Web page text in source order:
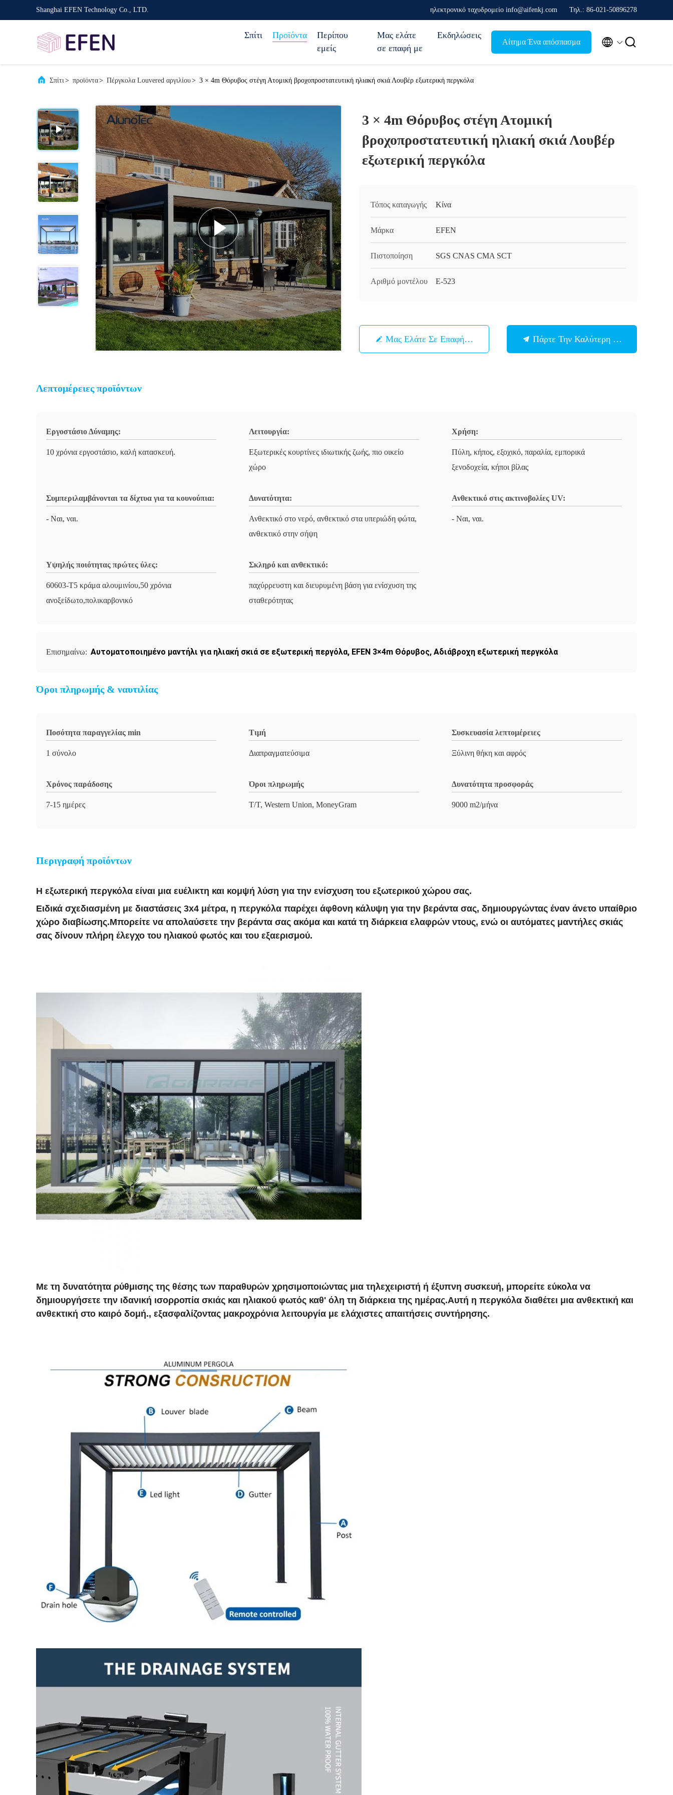
Shanghai EFEN Technology Co., LTD. ηλεκτρονικό ταχυδρομείο info@aifenkj.com Τηλ.: 86-021-50896278
Σπίτι Προϊόντα
Περίπου
εμείς
Μας ελάτε
σε επαφή με
Εκδηλώσεις
Αίτημα Ένα απόσπασμα  
Σπίτι> προϊόντα> Πέργκολα Louvered αργιλίου> 3 × 4m Θόρυβος στέγη Ατομική βροχοπροστατευτική ηλιακή σκιά Λουβέρ εξωτερική περγκόλα
3 × 4m Θόρυβος στέγη Ατομική
βροχοπροστατευτική ηλιακή σκιά Λουβέρ
εξωτερική περγκόλα
Τόπος καταγωγής Κίνα
Μάρκα EFEN
Πιστοποίηση SGS CNAS CMA SCT
Αριθμό μοντέλου Ε-523
Μας Ελάτε Σε Επαφή Με Πάρτε Την Καλύτερη Τιμή
Λεπτομέρειες προϊόντων
Εργοστάσιο Δύναμης:
10 χρόνια εργοστάσιο, καλή κατασκευή.
Λειτουργία:
Εξωτερικές κουρτίνες ιδιωτικής ζωής, πιο οικείο
χώρο
Χρήση:
Πύλη, κήπος, εξοχικό, παραλία, εμπορικά
ξενοδοχεία, κήποι βίλας
Συμπεριλαμβάνονται τα δίχτυα για τα κουνούπια:
- Ναι, ναι.
Δυνατότητα:
Ανθεκτικό στο νερό, ανθεκτικό στα υπεριώδη φώτα,
ανθεκτικό στην σήψη
Ανθεκτικό στις ακτινοβολίες UV:
- Ναι, ναι.
Υψηλής ποιότητας πρώτες ύλες:
60603-T5 κράμα αλουμινίου,50 χρόνια
ανοξείδωτο,πολικαρβονικό
Σκληρό και ανθεκτικό:
παχύρρευστη και διευρυμένη βάση για ενίσχυση της
σταθερότητας
Επισημαίνω: Αυτοματοποιημένο μαντήλι για ηλιακή σκιά σε εξωτερική περγόλα, EFEN 3×4m Θόρυβος, Αδιάβροχη εξωτερική περγκόλα
Όροι πληρωμής & ναυτιλίας
Ποσότητα παραγγελίας min
1 σύνολο
Τιμή
Διαπραγματεύσιμα
Συσκευασία λεπτομέρειες
Ξύλινη θήκη και αφρός
Χρόνος παράδοσης
7-15 ημέρες
Όροι πληρωμής
T/T, Western Union, MoneyGram
Δυνατότητα προσφοράς
9000 m2/μήνα
Περιγραφή προϊόντων
Η εξωτερική περγκόλα είναι μια ευέλικτη και κομψή λύση για την ενίσχυση του εξωτερικού χώρου σας.
Ειδικά σχεδιασμένη με διαστάσεις 3x4 μέτρα, η περγκόλα παρέχει άφθονη κάλυψη για την βεράντα σας, δημιουργώντας έναν άνετο υπαίθριο
χώρο διαβίωσης.Μπορείτε να απολαύσετε την βεράντα σας ακόμα και κατά τη διάρκεια ελαφρών ντους, ενώ οι αυτόματες μαντήλες σκιάς
σας δίνουν πλήρη έλεγχο του ηλιακού φωτός και του εξαερισμού.
Με τη δυνατότητα ρύθμισης της θέσης των παραθυρών χρησιμοποιώντας μια τηλεχειριστή ή έξυπνη συσκευή, μπορείτε εύκολα να
δημιουργήσετε την ιδανική ισορροπία σκιάς και ηλιακού φωτός καθ' όλη τη διάρκεια της ημέρας.Αυτή η περγκόλα διαθέτει μια ανθεκτική και
ανθεκτική στο καιρό δομή., εξασφαλίζοντας μακροχρόνια λειτουργία με ελάχιστες απαιτήσεις συντήρησης.